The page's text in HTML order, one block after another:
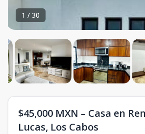
1 / 30
$45,000 MXN – Casa en
Lucas, Los Cabos